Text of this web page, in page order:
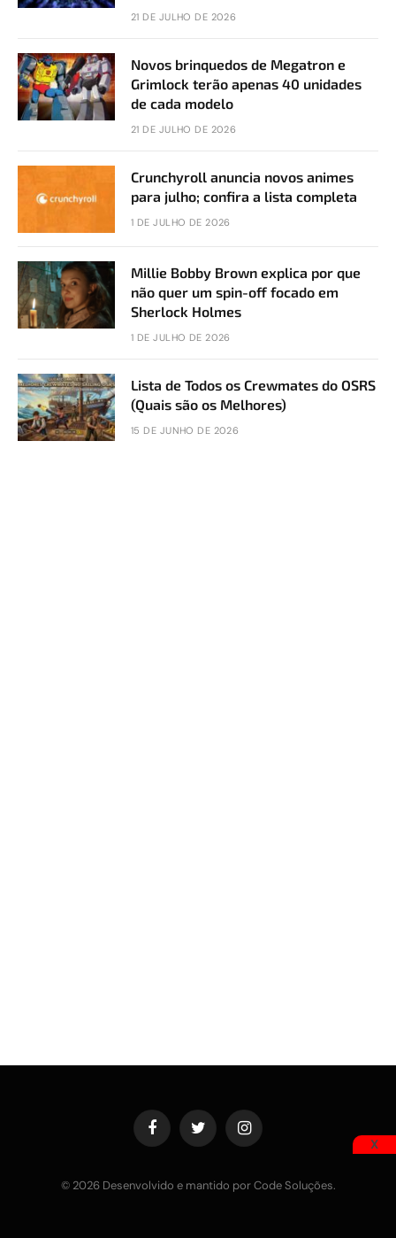
21 DE JULHO DE 2026
Novos brinquedos de Megatron e
Grimlock terão apenas 40 unidades
de cada modelo
21 DE JULHO DE 2026
Crunchyroll anuncia novos animes
para julho; confira a lista completa
1 DE JULHO DE 2026
Millie Bobby Brown explica por que
não quer um spin-off focado em
Sherlock Holmes
1 DE JULHO DE 2026
Lista de Todos os Crewmates do OSRS
(Quais são os Melhores)
15 DE JUNHO DE 2026
FacebookTwitter Instagram
© 2026 Desenvolvido e mantido por Code Soluções.
X